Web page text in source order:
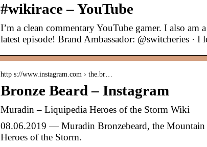
#wikirace – YouTube
I’m a clean commentary YouTube gamer. I also
latest episode! Brand Ambassador: @switcheries ·
http s://www.instagram.com › the.br…
Bronze Beard – Instagram
Muradin – Liquipedia Heroes of the Storm Wiki
08.06.2019 — Muradin Bronzebeard, the Mountain
Heroes of the Storm.